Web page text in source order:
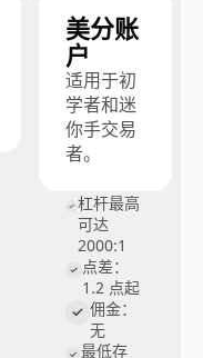
美分账
户
适用于初
学者和迷
你手交易
者。
杠杆最高
可达
2000:1
点差：
1.2 点起
佣金：
无
最低存